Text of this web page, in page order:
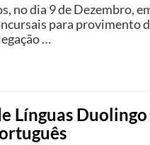
no dia 9 de Dezembro,
para provimento
…
Línguas